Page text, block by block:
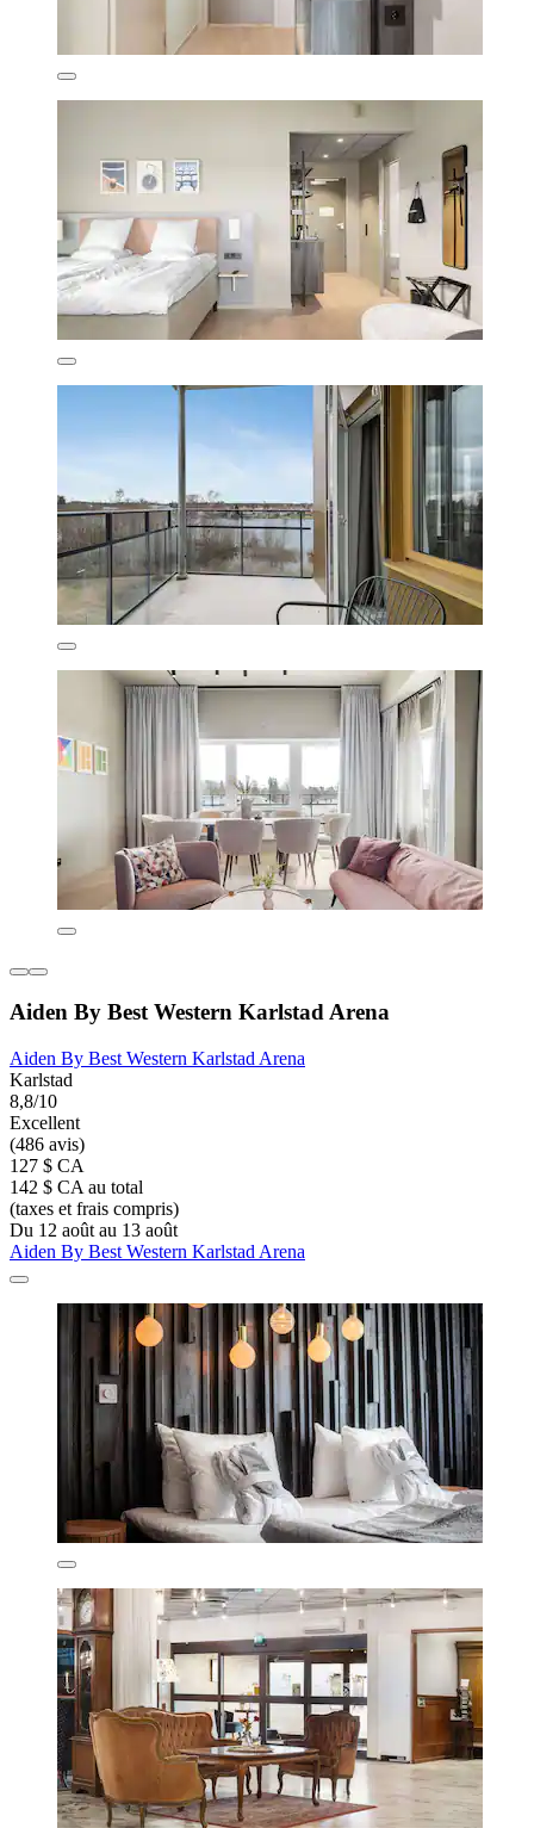
Aiden By Best Western Karlstad Arena
Aiden By Best Western Karlstad Arena
Karlstad
8,8/10
Excellent
(486 avis)
127 $ CA
142 $ CA au total
(taxes et frais compris)
Du 12 août au 13 août
Aiden By Best Western Karlstad Arena